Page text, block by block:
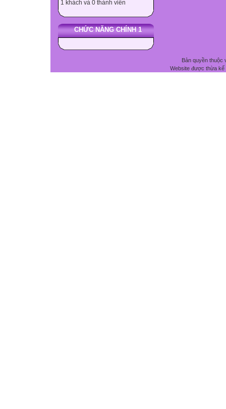
1 khách và 0 thành viên
CHỨC NĂNG CHÍNH 1
Bản quyền thuộc
Website được thừa